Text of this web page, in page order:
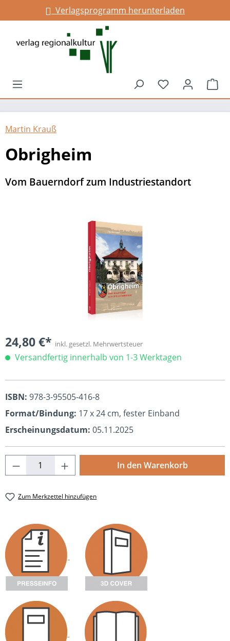
springenVerlagsprogramm herunterladen
Du hast 0
Martin Krauß
Obrigheim
Vom Bauerndorf zum Industriestandort
24,80 €* inkl. gesetzl. Mehrwertsteuer
Versandfertig innerhalb von 1-3 Werktagen
ISBN: 978-3-95505-416-8
Format/Bindung: 17 x 24 cm, fester Einband
Erscheinungsdatum: 05.11.2025
Produkt Anzahl: Gib den gewünschten
In den Warenkorb
Zum Merkzettel hinzufügen